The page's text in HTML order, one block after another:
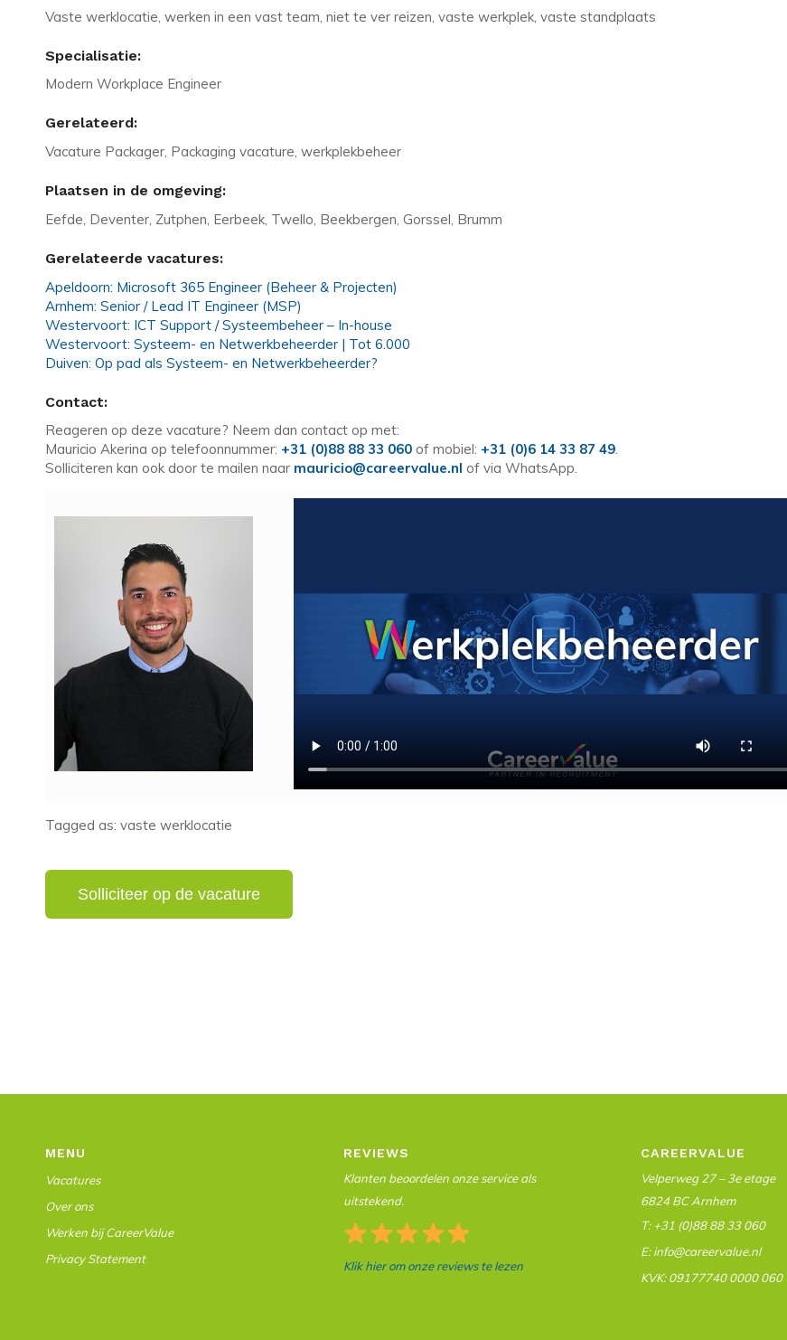
Vaste werklocatie, werken in een vast team, niet te ver reizen, vaste werkplek, vaste standplaats
Specialisatie:
Modern Workplace Engineer
Gerelateerd:
Vacature Packager, Packaging vacature, werkplekbeheer
Plaatsen in de omgeving:
Eefde, Deventer, Zutphen, Eerbeek, Twello, Beekbergen, Gorssel, Brumm
Gerelateerde vacatures:
Apeldoorn: Microsoft 365 Engineer (Beheer & Projecten)
Arnhem: Senior / Lead IT Engineer (MSP)
Westervoort: ICT Support / Systeembeheer – In-house
Westervoort: Systeem- en Netwerkbeheerder | Tot 6.000
Duiven: Op pad als Systeem- en Netwerkbeheerder?
Contact:
Reageren op deze vacature? Neem dan contact op met:
Mauricio Akerina op telefoonnummer: +31 (0)88 88 33 060 of mobiel: +31 (0)6 14 33 87 49.
Solliciteren kan ook door te mailen naar mauricio@careervalue.nl of via WhatsApp.
Tagged as: vaste werklocatie
MENU
Vacatures
Over ons
Werken bij CareerValue
Privacy Statement
REVIEWS
Klanten beoordelen onze service als
uitstekend.
Klik hier om onze reviews te lezen
CAREERVALUE
Velperweg 27 – 3e etage
6824 BC Arnhem
T: +31 (0)88 88 33 060
E: info@careervalue.nl
KVK: 09177740 0000 060